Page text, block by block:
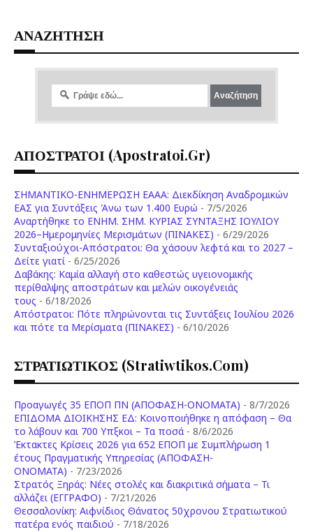
ΑΝΑΖΗΤΗΣΗ
ΑΠΟΣΤΡΑΤΟΙ (apostratoi.gr)
ΣΗΜΑΝΤΙΚΟ-ΕΝΗΜΕΡΩΣΗ ΕΑΑΑ: Διεκδίκηση Αναδρομικών
ΕΑΣ για Συντάξεις Άνω των 1.400 Ευρώ - 7/5/2026
Aναρτήθηκε το ENHM. ΣΗΜ. ΚΥΡΙΑΣ ΣΥΝΤΑΞΗΣ ΙΟΥΛΙΟΥ
2026–Ημερομηνίες Μερισμάτων (ΠΙΝΑΚΕΣ) - 6/29/2026
Συνταξιούχοι-Απόστρατοι: Θα χάσουν λεφτά και το 2027 –
Δείτε γιατί - 6/25/2026
Δαβάκης: Καμία αλλαγή στο καθεστώς υγειονομικής
περίθαλψης αποστράτων και μελών οικογένειάς
τους - 6/18/2026
Aπόστρατοι: Πότε πληρώνονται τις Συντάξεις Ιουλίου 2026
και πότε τα Μερίσματα (ΠΙΝΑΚΕΣ) - 6/10/2026
ΣΤΡΑΤΙΩΤΙΚΟΣ (stratiwtikos.com)
Προαγωγές 35 ΕΠΟΠ ΠΝ (ΑΠΟΦΑΣΗ-ΟΝΟΜΑΤΑ) - 8/7/2026
ΕΠΙΔΟΜΑ ΔΙΟΙΚΗΣΗΣ ΕΔ: Κοινοποιήθηκε η απόφαση – Θα
το λάβουν και 700 Υπξκοι – Τα ποσά - 8/6/2026
Έκτακτες Κρίσεις 2026 για 652 ΕΠΟΠ με Συμπλήρωση 1
έτους Πραγματικής Υπηρεσίας (ΑΠΟΦΑΣΗ-
ONOMATA) - 7/23/2026
Στρατός Ξηράς: Νέες στολές και διακριτικά σήματα – Τι
αλλάζει (ΕΓΓΡΑΦΟ) - 7/21/2026
Θεσσαλονίκη: Αιφνίδιος Θάνατος 50χρονου Στρατιωτικού
πατέρα ενός παιδιού - 7/18/2026